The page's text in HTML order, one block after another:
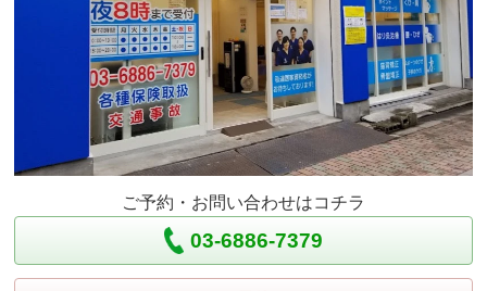
ご予約・お問い合わせはコチラ
03-6886-7379